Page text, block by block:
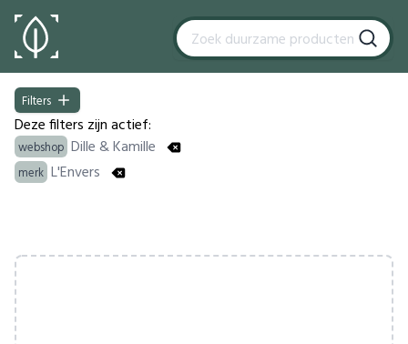
Filters
Filters
Deze filters zijn actief:
webshop Dille & Kamille
merk L'Envers